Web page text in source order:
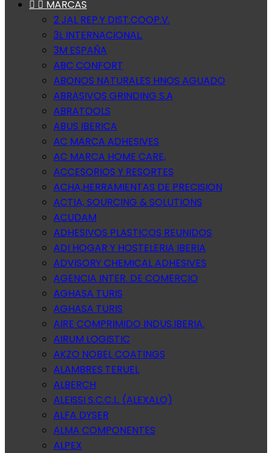
  MARCAS
2 JAL REP.Y DIST.COOP.V.
3L INTERNACIONAL.
3M ESPAÑA
ABC CONFORT
ABONOS NATURALES HNOS AGUADO
ABRASIVOS GRINDING S.A
ABRATOOLS
ABUS IBERICA
AC MARCA ADHESIVES
AC MARCA HOME CARE,
ACCESORIOS Y RESORTES
ACHA,HERRAMIENTAS DE PRECISION
ACTIA, SOURCING & SOLUTIONS
ACUDAM
ADHESIVOS PLASTICOS REUNIDOS
ADI HOGAR Y HOSTELERIA IBERIA
ADVISORY CHEMICAL ADHESIVES
AGENCIA INTER. DE COMERCIO
AGHASA TURIS
AGHASA TURIS
AIRE COMPRIMIDO INDUS.IBERIA.
AIRUM LOGISTIC
AKZO NOBEL COATINGS
ALAMBRES TERUEL
ALBERCH
ALEISSI S.C.C.L. (ALEXALO)
ALFA DYSER
ALMA COMPONENTES
ALPEX